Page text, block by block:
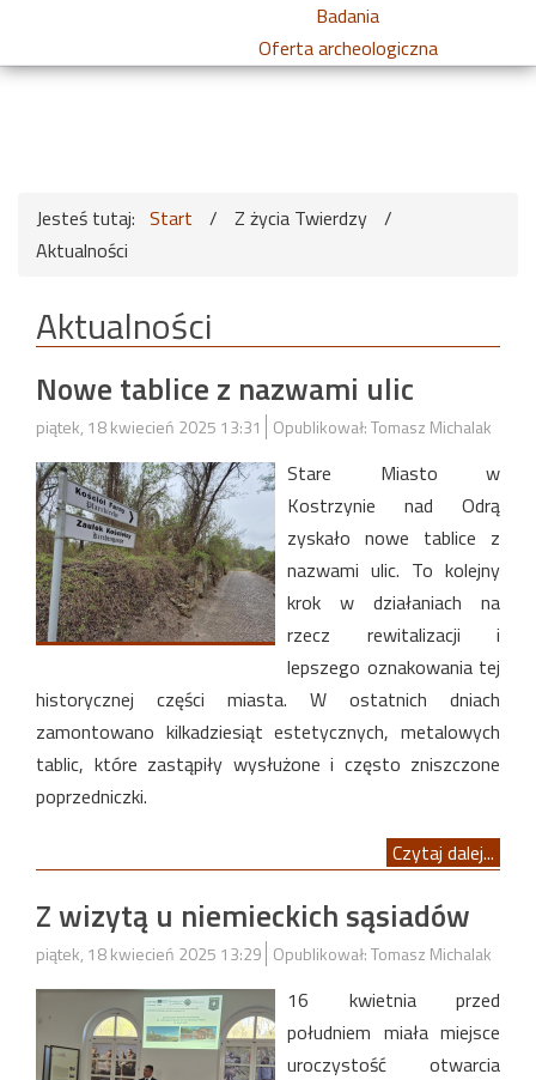
Badania
Oferta archeologiczna
Jesteś tutaj: Start / Z życia Twierdzy /
Aktualności
Aktualności
Nowe tablice z nazwami ulic
piątek, 18 kwiecień 2025 13:31 Opublikował: Tomasz Michalak
Stare Miasto w
Kostrzynie nad Odrą
zyskało nowe tablice z
nazwami ulic. To kolejny
krok w działaniach na
rzecz rewitalizacji i
lepszego oznakowania tej
historycznej części miasta. W ostatnich dniach
zamontowano kilkadziesiąt estetycznych, metalowych
tablic, które zastąpiły wysłużone i często zniszczone
poprzedniczki.
Czytaj dalej...
Z wizytą u niemieckich sąsiadów
piątek, 18 kwiecień 2025 13:29 Opublikował: Tomasz Michalak
16 kwietnia przed
południem miała miejsce
uroczystość otwarcia